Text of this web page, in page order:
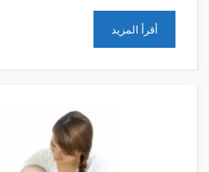
أقرأ المزيد